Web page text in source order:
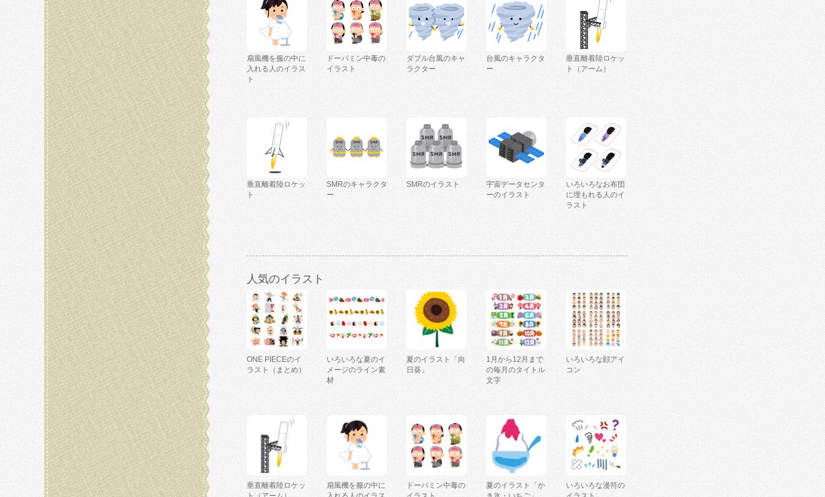
扇風機を服の中に
入れる人のイラス
ト
ドーパミン中毒の
イラスト
ダブル台風のキャ
ラクター
台風のキャラクタ
ー
垂直離着陸ロケッ
ト（アーム）
垂直離着陸ロケッ
ト
SMRのキャラクタ
ー
SMRのイラスト
宇宙データセンタ
ーのイラスト
いろいろなお布団
に埋もれる人のイ
ラスト
人気のイラスト
ONE PIECEのイ
ラスト（まとめ）
いろいろな夏のイ
メージのライン素
材
夏のイラスト「向
日葵」
1月から12月まで
の毎月のタイトル
文字
いろいろな顔アイ
コン
垂直離着陸ロケッ
扇風機を服の中に
ドーパミン中毒の
夏のイラスト「か
いろいろな漫符の